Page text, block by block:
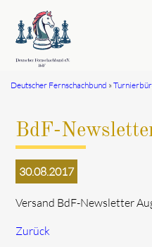
Deutscher Fernschachbund
BdF-
30.08.2017
Versand BdF-Newsletter
Zurück